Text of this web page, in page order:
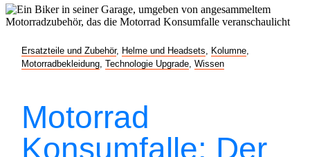
Ersatzteile und Zubehör, Helme und Headsets Kolumne
Motorradbekleidung Technologie Upgrade Wissen
Motorrad
Konsumfalle: Der